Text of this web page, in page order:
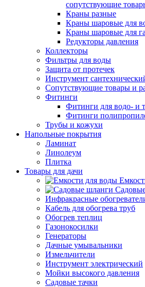
сопутствующие
Краны разные
Краны шаровые для
Краны шаровые для
Редукторы давления
Коллекторы
Фильтры для воды
Защита от протечек
Инструмент
Сопутствующие товары и
Фитинги
Фитинги для водо- и
Фитинги
Трубы и кожухи
Напольные покрытия
Ламинат
Линолеум
Плитка
Товары для дачи
Инфракрасные
Кабель для обогрева труб
Обогрев теплиц
Газонокосилки
Генераторы
Дачные умывальники
Измельчители
Инструмент электрический
Мойки высокого давления
Садовые тачки